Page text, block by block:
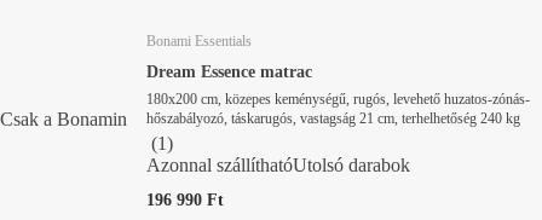
Csak a Bonamin
Bonami Essentials
Dream Essence matrac
180x200 cm, közepes keménységű, rugós, levehető huzatos-zónás-
hőszabályozó, táskarugós, vastagság 21 cm, terhelhetőség 240 kg
(1)
Azonnal szállíthatóUtolsó darabok
196 990 Ft